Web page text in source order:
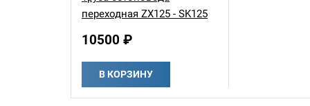
переходная ZX125 - SK125
10500 ₽
В КОРЗИНУ